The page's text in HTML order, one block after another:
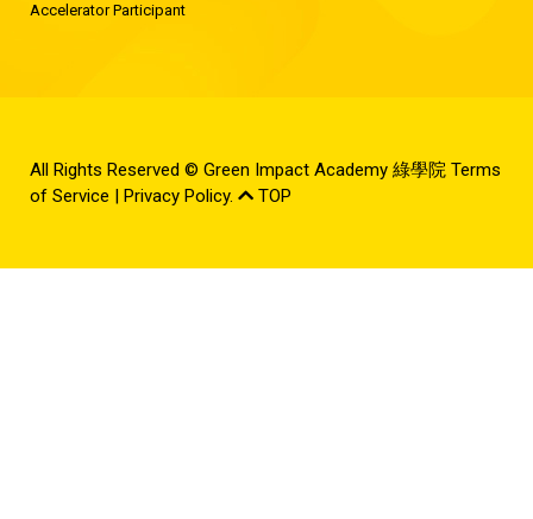
Accelerator Participant
All Rights Reserved © Green Impact Academy 綠學院 Terms
of Service | Privacy Policy. TOP